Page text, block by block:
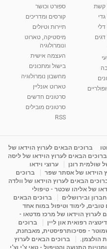
01:37
01:46
- נומרולוגית
05:37
הלידה -
- קשב
09:12
הפנימי
קשת
ספורט וכושר
קורסים ומדריכים
תיירות וטיולים
מיסטיקה, טארוט
ונומרולוגיה
העצמה אישית
בישול ומתכונים
מחשבון נומרולוגיה
טארוט אונליין
סרטונים חדשים
סרטונים מובילים
RSS
ברוכים הבאים לערוץ הוידאו של
ברוכים הבאים לערוץ הוידאו של ליסה
שולמית רונן
ערוצי וידאו
הוידאו של אסתר שפר
ברוכים
הבאים לערוץ הוידאו של וולדה
של אליהו שכטר - טיפולי
ובירושלים
ברוכים הבאים
טובים, לימוד וטיפול במוח אחד
לערוץ הוידאו של מרכז מדטאו -
רפואית און ליין
ברוכים
- פסיכותרפיסטית, מאבחנת,
הולצמן.
ברוכים הבאים לערוץ
התנועה והטיפול - טאי צ'י וצ'י